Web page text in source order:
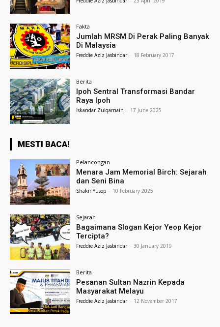
Fakta
Jumlah MRSM Di Perak Paling Banyak
Di Malaysia
Freddie Aziz Jasbindar - 18 February 2017
Berita
Ipoh Sentral Transformasi Bandar
Raya Ipoh
Iskandar Zulqarnain - 17 June 2025
MESTI BACA!
Pelancongan
Menara Jam Memorial Birch: Sejarah
dan Seni Bina
Shakir Yusop - 10 February 2025
Sejarah
Bagaimana Slogan Kejor Yeop Kejor
Tercipta?
Freddie Aziz Jasbindar - 30 January 2019
Berita
Pesanan Sultan Nazrin Kepada
Masyarakat Melayu
Freddie Aziz Jasbindar - 12 November 2017